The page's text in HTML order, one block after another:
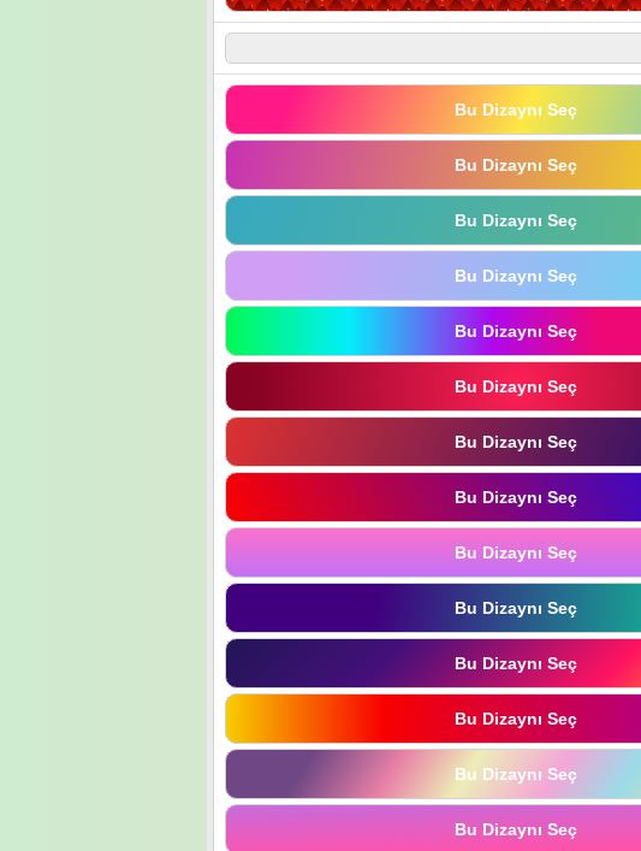
Bu Dizaynı Seç
Bu Dizaynı Seç
Bu Dizaynı Seç
Bu Dizaynı Seç
Bu Dizaynı Seç
Bu Dizaynı Seç
Bu Dizaynı Seç
Bu Dizaynı Seç
Bu Dizaynı Seç
Bu Dizaynı Seç
Bu Dizaynı Seç
Bu Dizaynı Seç
Bu Dizaynı Seç
Bu Dizaynı Seç